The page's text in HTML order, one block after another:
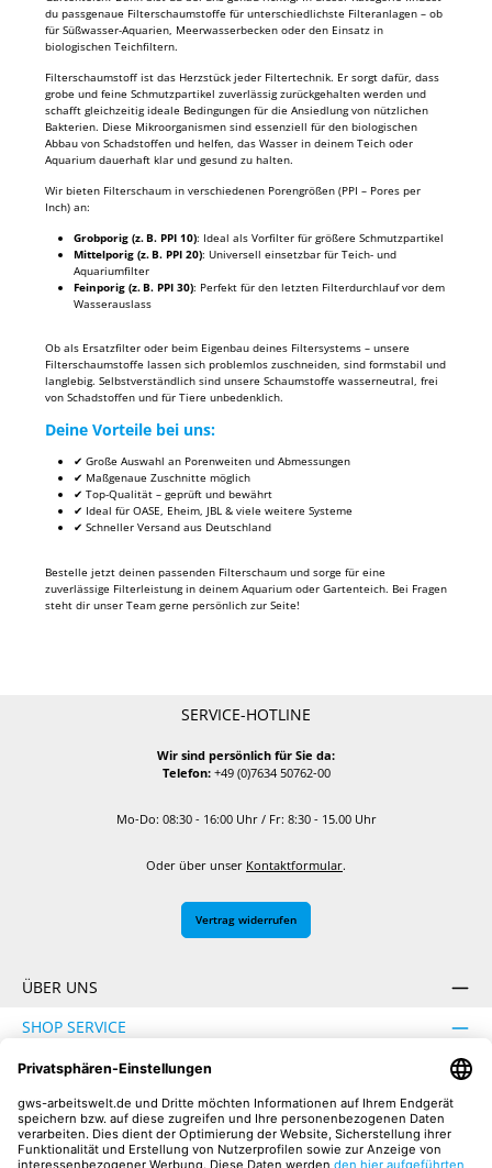
du passgenaue Filterschaumstoffe für unterschiedlichste Filteranlagen – ob
für Süßwasser-Aquarien, Meerwasserbecken oder den Einsatz in
biologischen Teichfiltern.
Filterschaumstoff ist das Herzstück jeder Filtertechnik. Er sorgt dafür, dass
grobe und feine Schmutzpartikel zuverlässig zurückgehalten werden und
schafft gleichzeitig ideale Bedingungen für die Ansiedlung von nützlichen
Bakterien. Diese Mikroorganismen sind essenziell für den biologischen
Abbau von Schadstoffen und helfen, das Wasser in deinem Teich oder
Aquarium dauerhaft klar und gesund zu halten.
Wir bieten Filterschaum in verschiedenen Porengrößen (PPI – Pores per
Inch) an:
Grobporig (z. B. PPI 10): Ideal als Vorfilter für größere Schmutzpartikel
Mittelporig (z. B. PPI 20): Universell einsetzbar für Teich- und
Aquariumfilter
Feinporig (z. B. PPI 30): Perfekt für den letzten Filterdurchlauf vor dem
Wasserauslass
Ob als Ersatzfilter oder beim Eigenbau deines Filtersystems – unsere
Filterschaumstoffe lassen sich problemlos zuschneiden, sind formstabil und
langlebig. Selbstverständlich sind unsere Schaumstoffe wasserneutral, frei
von Schadstoffen und für Tiere unbedenklich.
Deine Vorteile bei uns:
✔ Große Auswahl an Porenweiten und Abmessungen
✔ Maßgenaue Zuschnitte möglich
✔ Top-Qualität – geprüft und bewährt
✔ Ideal für OASE, Eheim, JBL & viele weitere Systeme
✔ Schneller Versand aus Deutschland
Bestelle jetzt deinen passenden Filterschaum und sorge für eine
zuverlässige Filterleistung in deinem Aquarium oder Gartenteich. Bei Fragen
steht dir unser Team gerne persönlich zur Seite!
SERVICE-HOTLINE
Wir sind persönlich für Sie da:
Telefon:+49 (0)7634 50762-00
Mo-Do: 08:30 - 16:00 Uhr / Fr: 8:30 - 15.00 Uhr
Oder über unser Kontaktformular.
Vertrag widerrufen
ÜBER UNS
SHOP SERVICE
INFORMATION
SICHER EINKAUFEN
UNSERE COMMUNITIES